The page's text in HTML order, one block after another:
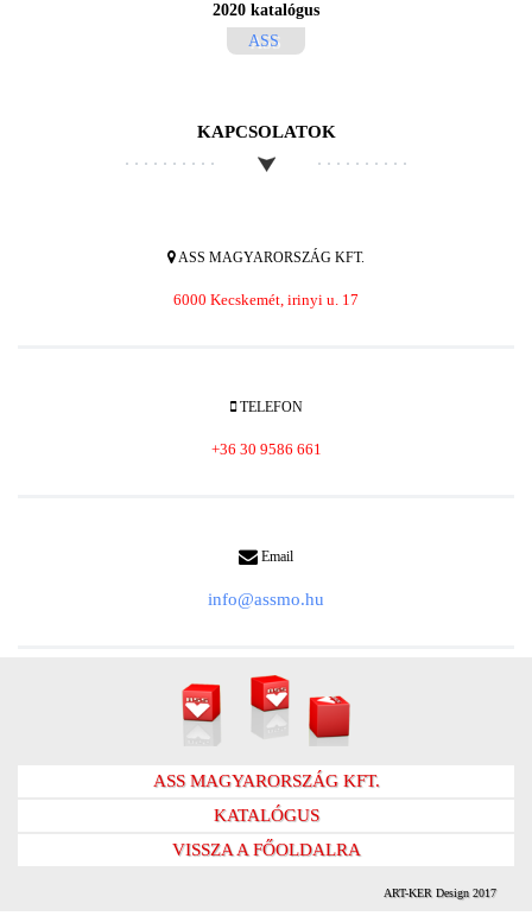
2020 katalógus
ASS
KAPCSOLATOK
ASS MAGYARORSZÁG KFT.
6000 Kecskemét, irinyi u. 17
TELEFON
+36 30 9586 661
Email
info@assmo.hu
ASS MAGYARORSZÁG KFT.
KATALÓGUS
VISSZA A FŐOLDALRA
ART-KER Design 2017